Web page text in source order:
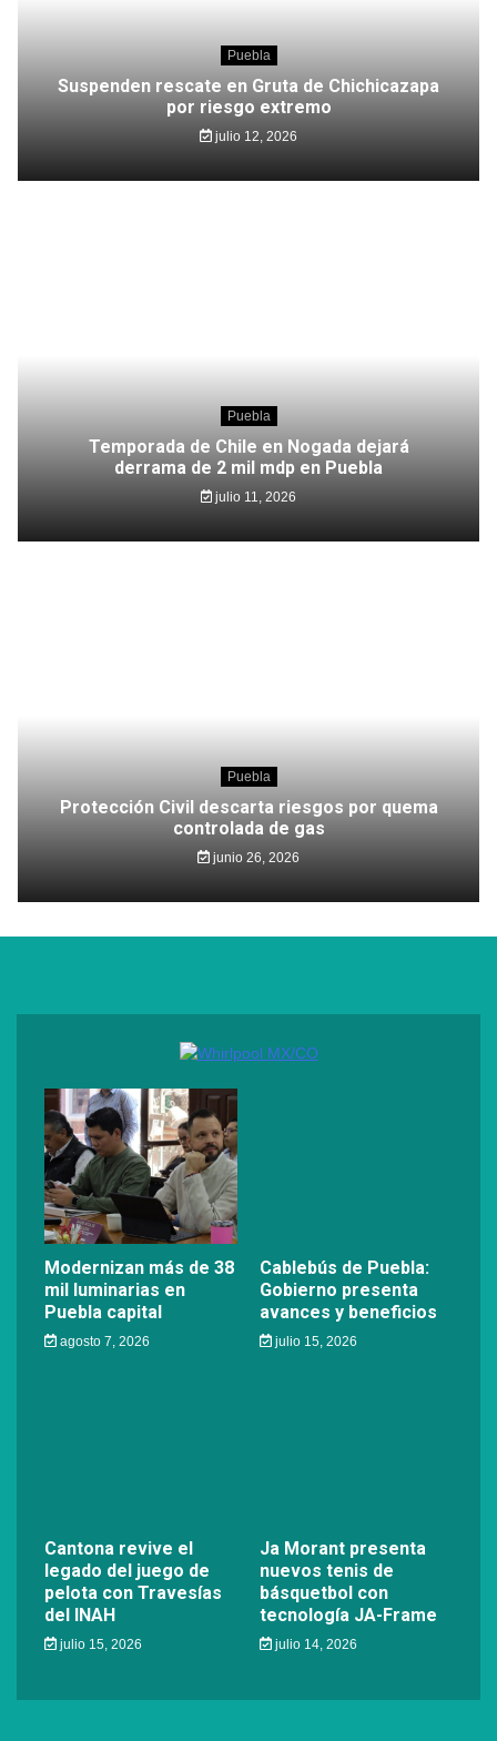
Puebla
Suspenden rescate en Gruta de Chichicazapa
por riesgo extremo
julio 12, 2026
Puebla
Temporada de Chile en Nogada dejará
derrama de 2 mil mdp en Puebla
julio 11, 2026
Puebla
Protección Civil descarta riesgos por quema
controlada de gas
junio 26, 2026
Modernizan más de 38
mil luminarias en
Puebla capital
agosto 7, 2026
Cablebús de Puebla:
Gobierno presenta
avances y beneficios
julio 15, 2026
Cantona revive el
legado del juego de
pelota con Travesías
del INAH
julio 15, 2026
Ja Morant presenta
nuevos tenis de
básquetbol con
tecnología JA-Frame
julio 14, 2026